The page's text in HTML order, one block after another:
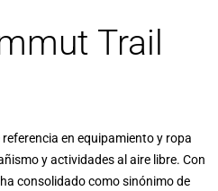
Trail
en equipamiento y ropa
y actividades al aire libre. Con
consolidado como sinónimo de